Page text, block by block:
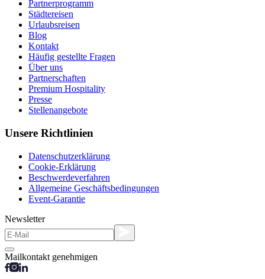
Partnerprogramm
Städtereisen
Urlaubsreisen
Blog
Kontakt
Häufig gestellte Fragen
Über uns
Partnerschaften
Premium Hospitality
Presse
Stellenangebote
Unsere Richtlinien
Datenschutzerklärung
Cookie-Erklärung
Beschwerdeverfahren
Allgemeine Geschäftsbedingungen
Event-Garantie
Newsletter
Mailkontakt genehmigen